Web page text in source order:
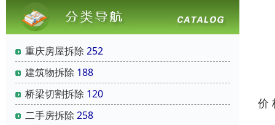
重庆房屋拆除 252
建筑物拆除 188
桥梁切割拆除 120
二手房拆除 258
价